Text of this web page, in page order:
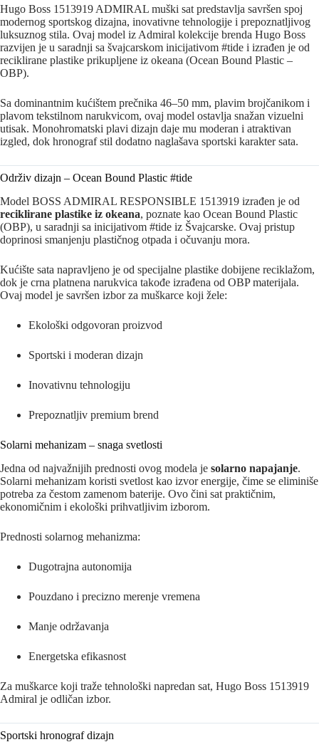
Hugo Boss 1513919 ADMIRAL muški sat predstavlja savršen spoj
modernog sportskog dizajna, inovativne tehnologije i prepoznatljivog
luksuznog stila. Ovaj model iz Admiral kolekcije brenda Hugo Boss
razvijen je u saradnji sa švajcarskom inicijativom #tide i izrađen je od
reciklirane plastike prikupljene iz okeana (Ocean Bound Plastic –
OBP).
Sa dominantnim kućištem prečnika 46–50 mm, plavim brojčanikom i
plavom tekstilnom narukvicom, ovaj model ostavlja snažan vizuelni
utisak. Monohromatski plavi dizajn daje mu moderan i atraktivan
izgled, dok hronograf stil dodatno naglašava sportski karakter sata.
Održiv dizajn – Ocean Bound Plastic #tide
Model BOSS ADMIRAL RESPONSIBLE 1513919 izrađen je od
reciklirane plastike iz okeana, poznate kao Ocean Bound Plastic
(OBP), u saradnji sa inicijativom #tide iz Švajcarske. Ovaj pristup
doprinosi smanjenju plastičnog otpada i očuvanju mora.
Kućište sata napravljeno je od specijalne plastike dobijene reciklažom,
dok je crna platnena narukvica takođe izrađena od OBP materijala.
Ovaj model je savršen izbor za muškarce koji žele:
Ekološki odgovoran proizvod
Sportski i moderan dizajn
Inovativnu tehnologiju
Prepoznatljiv premium brend
Solarni mehanizam – snaga svetlosti
Jedna od najvažnijih prednosti ovog modela je solarno napajanje.
Solarni mehanizam koristi svetlost kao izvor energije, čime se eliminiše
potreba za čestom zamenom baterije. Ovo čini sat praktičnim,
ekonomičnim i ekološki prihvatljivim izborom.
Prednosti solarnog mehanizma:
Dugotrajna autonomija
Pouzdano i precizno merenje vremena
Manje održavanja
Energetska efikasnost
Za muškarce koji traže tehnološki napredan sat, Hugo Boss 1513919
Admiral je odličan izbor.
Sportski hronograf dizajn